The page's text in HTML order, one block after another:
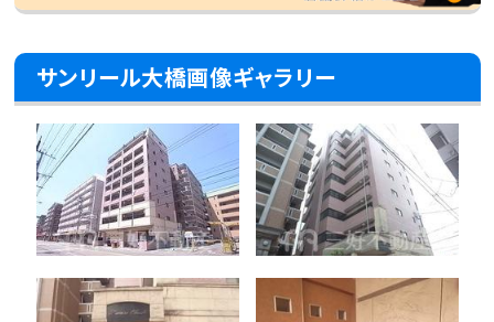
サンリール大橋画像ギャラリー